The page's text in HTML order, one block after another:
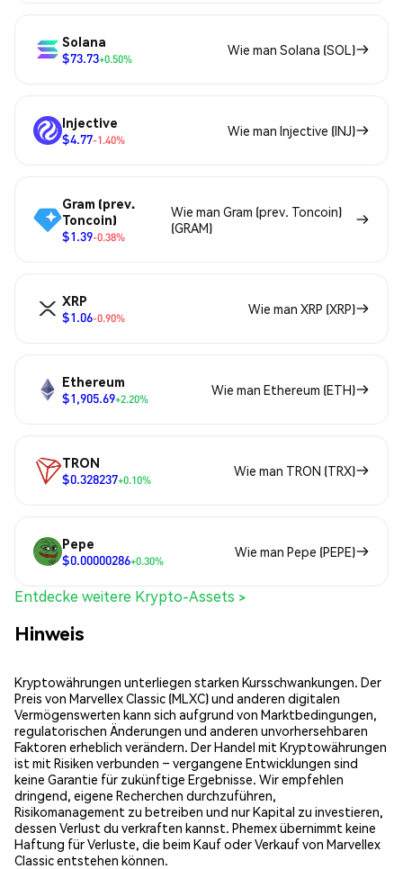
Solana
$73.73+0.50%
Wie man Solana (SOL)
Injective
$4.77-1.40%
Wie man Injective (INJ)
Gram (prev.
Toncoin)
$1.39-0.38%
Wie man Gram (prev. Toncoin)
(GRAM)
XRP
$1.06-0.90%
Wie man XRP (XRP)
Ethereum
$1,905.69+2.20%
Wie man Ethereum (ETH)
TRON
$0.328237+0.10%
Wie man TRON (TRX)
Pepe
$0.00000286+0.30%
Wie man Pepe (PEPE)
Entdecke weitere Krypto-Assets >
Hinweis
Kryptowährungen unterliegen starken Kursschwankungen. Der
Preis von Marvellex Classic (MLXC) und anderen digitalen
Vermögenswerten kann sich aufgrund von Marktbedingungen,
regulatorischen Änderungen und anderen unvorhersehbaren
Faktoren erheblich verändern. Der Handel mit Kryptowährungen
ist mit Risiken verbunden – vergangene Entwicklungen sind
keine Garantie für zukünftige Ergebnisse. Wir empfehlen
dringend, eigene Recherchen durchzuführen,
Risikomanagement zu betreiben und nur Kapital zu investieren,
dessen Verlust du verkraften kannst. Phemex übernimmt keine
Haftung für Verluste, die beim Kauf oder Verkauf von Marvellex
Classic entstehen können.